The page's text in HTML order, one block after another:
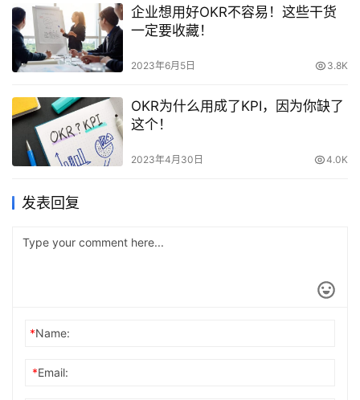
企业想用好OKR不容易！这些干货
一定要收藏！
2023年6月5日 3.8K
OKR为什么用成了KPI，因为你缺了
这个！
2023年4月30日 4.0K
发表回复
*Name:
*Email: